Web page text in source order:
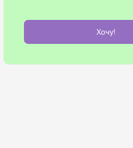
Хочу!